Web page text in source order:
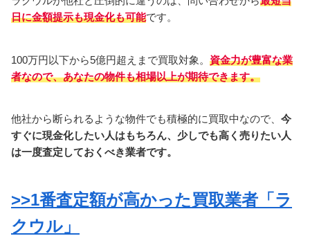
日に金額提示も現金化も可能です。
100万円以下から5億円超えまで買取対象。 資金力が豊富な業
者なので、あなたの物件も相場以上が期待できます。
他社から断られるような物件でも積極的に買取中なので、 今
すぐに現金化したい人はもちろん、少しでも高く売りたい人
は一度査定しておくべき業者です。
>>1番査定額が高かった買取業者「ラ
クウル」